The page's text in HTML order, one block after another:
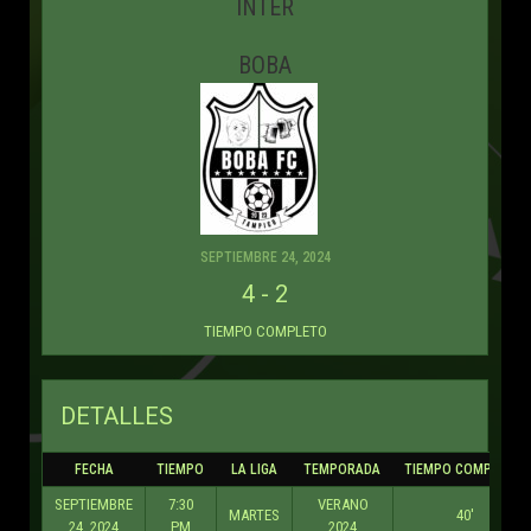
INTER
BOBA
SEPTIEMBRE 24, 2024
4 - 2
TIEMPO COMPLETO
DETALLES
FECHA TIEMPO LA LIGA TEMPORADA TIEMPO COMPLETO
SEPTIEMBRE
24, 2024
7:30
PM
MARTES
VERANO
2024
40'